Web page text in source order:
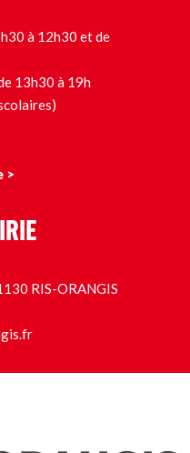
à 12h30 et de
13h30 à 19h
>
RIS-ORANGIS